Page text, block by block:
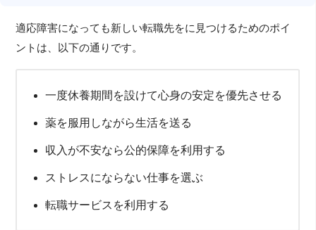
適応障害になっても新しい転職先をに見つけるためのポイ
ントは、以下の通りです。
一度休養期間を設けて心身の安定を優先させる
薬を服用しながら生活を送る
収入が不安なら公的保障を利用する
ストレスにならない仕事を選ぶ
転職サービスを利用する